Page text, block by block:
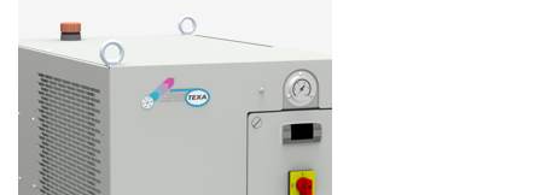
Přihlásit se
CZK
Nákupní seznam